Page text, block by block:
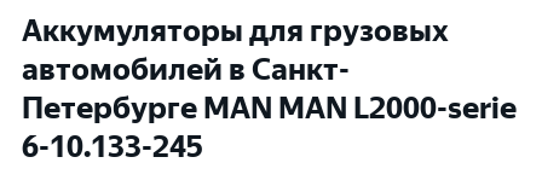
Аккумуляторы для грузовых
автомобилей в Санкт-
Петербурге MAN MAN L2000-serie
6-10.133-245